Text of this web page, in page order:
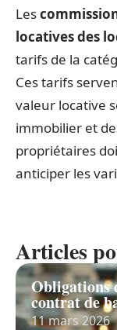
Les
locatives des
tarifs de la
Ces tarifs
valeur locative
immobilier et
propriétaires
anticiper les
Articles
Obligations
contrat de
11 mars 2026